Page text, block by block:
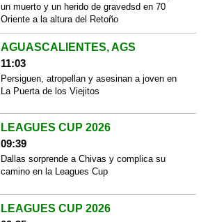
un muerto y un herido de gravedsd en 70
Oriente a la altura del Retoño
AGUASCALIENTES, AGS
11:03
Persiguen, atropellan y asesinan a joven en
La Puerta de los Viejitos
LEAGUES CUP 2026
09:39
Dallas sorprende a Chivas y complica su
camino en la Leagues Cup
LEAGUES CUP 2026